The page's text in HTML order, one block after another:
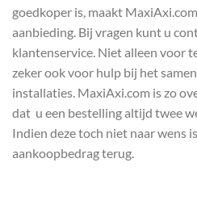
goedkoper is, maakt
aanbieding. Bij vragen kunt u
klantenservice. Niet alleen voor
zeker ook voor hulp bij het
installaties. MaxiAxi.com is zo
dat u een bestelling altijd twee
Indien deze toch niet naar wens
aankoopbedrag terug.